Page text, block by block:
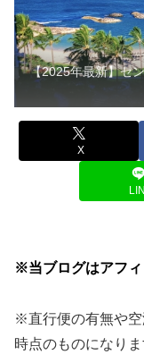
【2025年最新】セ
X
※当ブログはアフ
※直行便の有無や空
時点のものになりま